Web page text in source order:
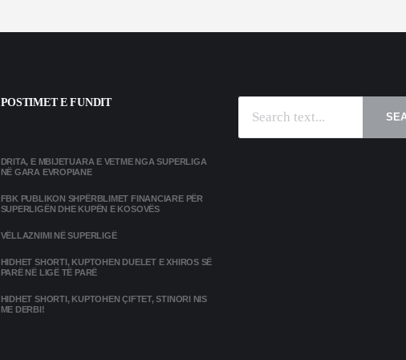
POSTIMET E FUNDIT
DRITA, E MBIJETUARA E VETME NGA SUPERLIGA
NË GARA EVROPIANE
FBK PUBLIKON SHPËRBLIMET FINANCIARE PËR
SUPERLIGËN DHE KUPËN E KOSOVËS
VËLLAZNIMI NË SUPERLIGË
HIDHET SHORTI, KUPTOHEN DUELET E XHIROS SË
PARË NË LIGË TË PARË
HIDHET SHORTI, KUPTOHEN ÇIFTET, STINORI NIS
ME DERBI!